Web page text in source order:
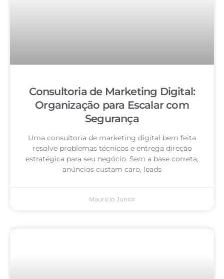
Consultoria de Marketing Digital:
Organização para Escalar com
Segurança
Uma consultoria de marketing digital bem feita
resolve problemas técnicos e entrega direção
estratégica para seu negócio. Sem a base correta,
anúncios custam caro, leads
Mauricio Junior